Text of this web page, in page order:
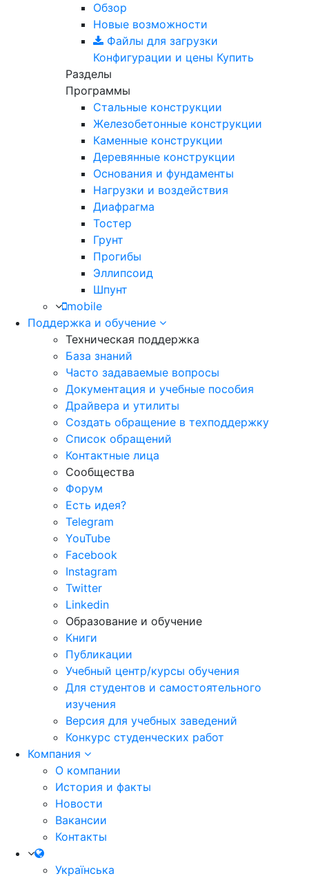
Обзор
Новые возможности
Файлы для загрузки
Конфигурации и цены Купить
Разделы
Программы
Стальные конструкции
Железобетонные конструкции
Каменные конструкции
Деревянные конструкции
Основания и фундаменты
Нагрузки и воздействия
Диафрагма
Тостер
Грунт
Прогибы
Эллипсоид
Шпунт
mobile
Поддержка и обучение
Техническая поддержка
База знаний
Часто задаваемые вопросы
Документация и учебные пособия
Драйвера и утилиты
Создать обращение в техподдержку
Список обращений
Контактные лица
Сообщества
Форум
Есть идея?
Telegram
YouTube
Facebook
Instagram
Twitter
Linkedin
Образование и обучение
Книги
Публикации
Учебный центр/курсы обучения
Для студентов и самостоятельного
изучения
Версия для учебных заведений
Конкурс студенческих работ
Компания
О компании
История и факты
Новости
Вакансии
Контакты
Українська